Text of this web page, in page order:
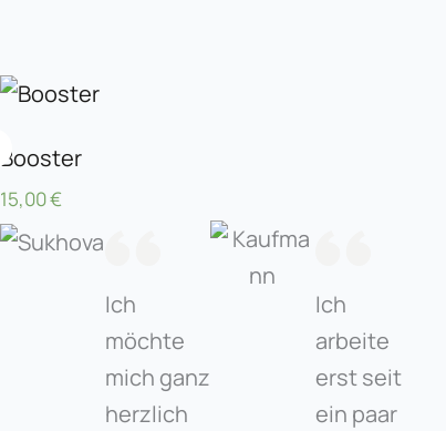
Booster
15,00€
Ich
möchte
mich ganz
herzlich
Ich
arbeite
erst seit
ein paar